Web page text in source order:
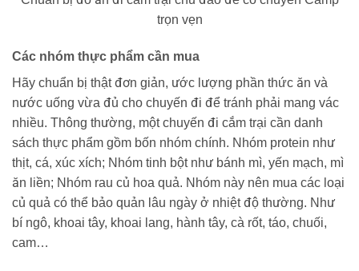
trọn vẹn
Các nhóm thực phẩm cần mua
Hãy chuẩn bị thật đơn giản, ước lượng phần thức ăn và
nước uống vừa đủ cho chuyến đi để tránh phải mang vác
nhiều. Thông thường, một chuyến đi cắm trại cần danh
sách thực phẩm gồm bốn nhóm chính. Nhóm protein như
thịt, cá, xúc xích; Nhóm tinh bột như bánh mì, yến mạch, mì
ăn liền; Nhóm rau củ hoa quả. Nhóm này nên mua các loại
củ quả có thể bảo quản lâu ngày ở nhiệt độ thường. Như
bí ngô, khoai tây, khoai lang, hành tây, cà rốt, táo, chuối,
cam…